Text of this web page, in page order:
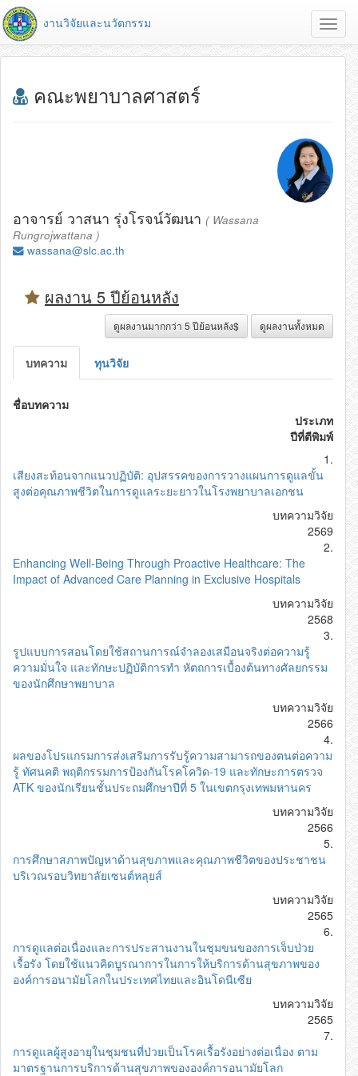
งานวิจัยและนวัตกรรม
คณะพยาบาลศาสตร์
อาจารย์ วาสนา รุ่งโรจน์วัฒนา ( Wassana
Rungrojwattana )
wassana@slc.ac.th
ผลงาน 5 ปีย้อนหลัง
ดูผลงานมากกว่า 5 ปีย้อนหลัง$ ดูผลงานทั้งหมด
บทความ ทุนวิจัย
ชื่อบทความ
ประเภท
ปีที่ตีพิมพ์
1.
เสียงสะท้อนจากแนวปฏิบัติ: อุปสรรคของการวางแผนการดูแลขั้น
สูงต่อคุณภาพชีวิตในการดูแลระยะยาวในโรงพยาบาลเอกชน
บทความวิจัย
2569
2.
Enhancing Well-Being Through Proactive Healthcare: The
Impact of Advanced Care Planning in Exclusive Hospitals
บทความวิจัย
2568
3.
รูปแบบการสอนโดยใช้สถานการณ์จำลองเสมือนจริงต่อความรู้
ความมั่นใจ และทักษะปฏิบัติการทำ หัตถการเบื้องต้นทางศัลยกรรม
ของนักศึกษาพยาบาล
บทความวิจัย
2566
4.
ผลของโปรแกรมการส่งเสริมการรับรู้ความสามารถของตนต่อความ
รู้ ทัศนคติ พฤติกรรมการป้องกันโรคโควิด-19 และทักษะการตรวจ
ATK ของนักเรียนชั้นประถมศึกษาปีที่ 5 ในเขตกรุงเทพมหานคร
บทความวิจัย
2566
5.
การศึกษาสภาพปัญหาด้านสุขภาพและคุณภาพชีวิตของประชาชน
บริเวณรอบวิทยาลัยเซนต์หลุยส์
บทความวิจัย
2565
6.
การดูแลต่อเนื่องและการประสานงานในชุมขนของการเจ็บป่วย
เรื้อรัง โดยใช้แนวคิดบูรณาการในการให้บริการด้านสุขภาพของ
องค์การอนามัยโลกในประเทศไทยและอินโดนีเซีย
บทความวิจัย
2565
7.
การดูแลผู้สูงอายุในชุมชนที่ป่วยเป็นโรคเรื้อรังอย่างต่อเนื่อง ตาม
มาตรฐานการบริการด้านสุขภาพขององค์การอนามัยโลก